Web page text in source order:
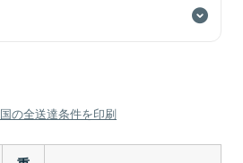
国の全送達条件を印刷